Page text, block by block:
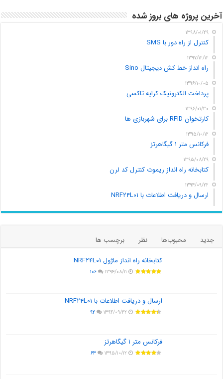
آخرین پروژه های بروز شده
۱۳۹۸/۰۱/۲۹
کنترل از راه دور با SMS
۱۳۹۷/۱۲/۱۲
راه انداز خط کش دیجیتال Sino
۱۳۹۶/۱۰/۰۵
پرداخت الکترونیک کرایه تاکسی
۱۳۹۶/۰۱/۳۰
کارتخوان RFID برای شهربازی ها
۱۳۹۵/۱۰/۱۲
فرکانس متر ۱ گیگاهرتز
۱۳۹۵/۰۸/۲۹
کتابخانه راه انداز ریموت کنترل کد لرن
۱۳۹۴/۰۹/۲۲
ارسال و دریافت اطلاعات با NRF۲۴L۰۱
جدید محبوب‌ها نظر
برچسب ها
کتابخانه راه انداز ماژول NRF۲۴L۰۱
۱۳۹۴/۰۸/۱۱ ۱۰۶
ارسال و دریافت اطلاعات با NRF۲۴L۰۱
۱۳۹۴/۰۹/۲۲ ۹۲
فرکانس متر ۱ گیگاهرتز
۱۳۹۵/۱۰/۱۲ ۶۳